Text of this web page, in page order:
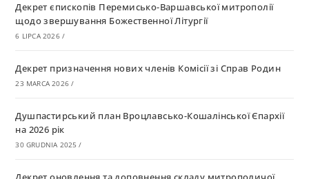
Декрет єпископів Перемисько-Варшавської митрополії
щодо звершування Божественної Літургії
6 LIPCA 2026 /
Декрет призначення нових членів Комісії зі Справ Родин
23 MARCA 2026 /
Душпастирський план Вроцлавсько-Кошалінської Єпархії
на 2026 рік
30 GRUDNIA 2025 /